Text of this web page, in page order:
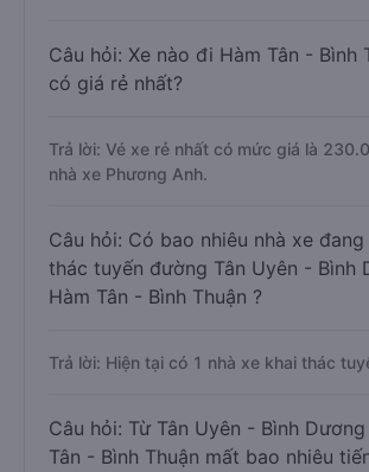
Câu hỏi: Xe nào đi Hàm Tân - Bình
có giá rẻ nhất?
Trả lời: Vé xe rẻ nhất có mức giá là
nhà xe Phương Anh.
Câu hỏi: Có bao nhiêu nhà xe đang
thác tuyến đường Tân Uyên - Bình
Hàm Tân - Bình Thuận ?
Trả lời: Hiện tại có 1 nhà xe khai thác
Câu hỏi: Từ Tân Uyên - Bình
Tân - Bình Thuận mất bao nhiêu